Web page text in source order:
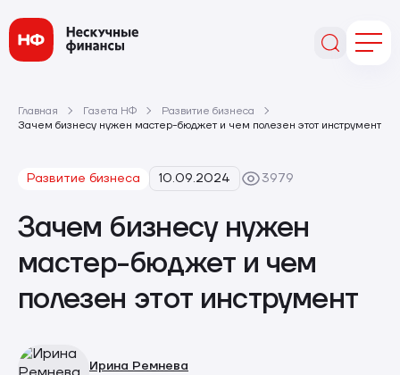
Главная Газета НФ
Развитие бизнеса
Зачем бизнесу нужен мастер-бюджет и чем полезен этот инструмент
Развитие бизнеса 10.09.2024 3979
Зачем бизнесу нужен
мастер-бюджет и чем
полезен этот инструмент
Ирина Ремнева